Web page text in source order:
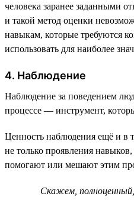
человека заранее заданными
и такой метод оценки
навыкам, которые требуются
использовать для наиболее
4. Наблюдение
Наблюдение за поведением
процессе — инструмент,
Ценность наблюдения ещё и в
не только проявления
помогают или мешают этим
Скажем,